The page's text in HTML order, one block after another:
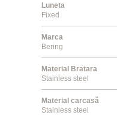
Luneta
Fixed
Marca
Bering
Material Bratara
Stainless steel
Material carcasă
Stainless steel